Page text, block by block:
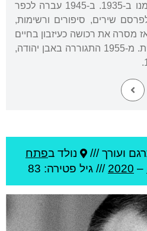
אריה אלואיל, והתגרשה ממנו ב-1935. ב-1945 עברה לכפר
שירים, סיפורים ורשימות,
אביב. אז מסרה את רכושה כעיזבון בחיים
לקק"ל תמורת רנטה חודשית. מ-1955 התגוררה באבן יהודה,
ועורך /// נולד בפתח
–
2020 /// גיל פטירה: 83